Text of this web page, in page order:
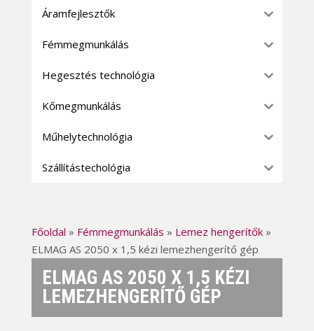
Főoldal » Fémmegmunkálás » Lemez hengerítők»
ELMAG AS 2050 x 1,5 kézi lemezhengerítő gép
ELMAG AS 2050 X 1,5 KÉZI
LEMEZHENGERÍTŐ GÉP
Áramfejlesztők
Fémmegmunkálás
Hegesztés technológia
Kőmegmunkálás
Műhelytechnológia
Szállítástechológia